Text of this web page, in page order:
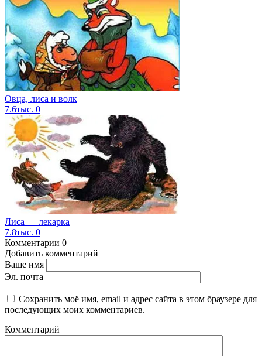
Овца, лиса и волк
7.6тыс. 0
Лиса — лекарка
7.8тыс. 0
Комментарии 0
Добавить комментарий
Ваше имя
Эл. почта
Сохранить моё имя, email и адрес сайта в этом браузере для
последующих моих комментариев.
Комментарий